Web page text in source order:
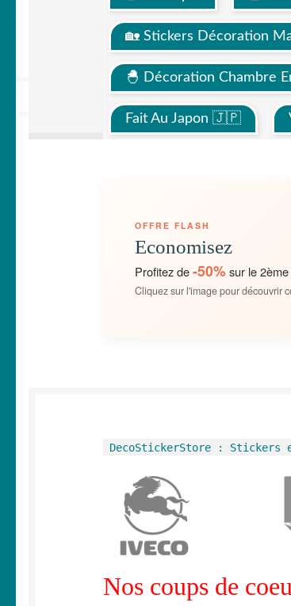
🏡 Stickers Décoration
🐣 Décoration Chambre
Fait Au Japon 🇯🇵
OFFRE FLASH
Economisez
Profitez de-50%sur le
Cliquez sur l'image pour découvrir
DecoStickerStore : Stickers
Nos coups de